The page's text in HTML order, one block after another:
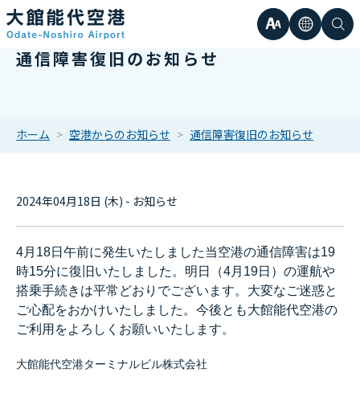
文
サ
ズ
言検
通信障害復旧のお知らせ
ホーム 空港からのお知らせ 通信障害復旧のお知らせ
2024年04月18日 (木) - お知らせ
4月18日午前に発生いたしました当空港の通信障害は19
時15分に復旧いたしました。明日（4月19日）の運航や
搭乗手続きは平常どおりでございます。大変なご迷惑と
ご心配をおかけいたしました。今後とも大館能代空港の
ご利用をよろしくお願いいたします。
大館能代空港ターミナルビル株式会社